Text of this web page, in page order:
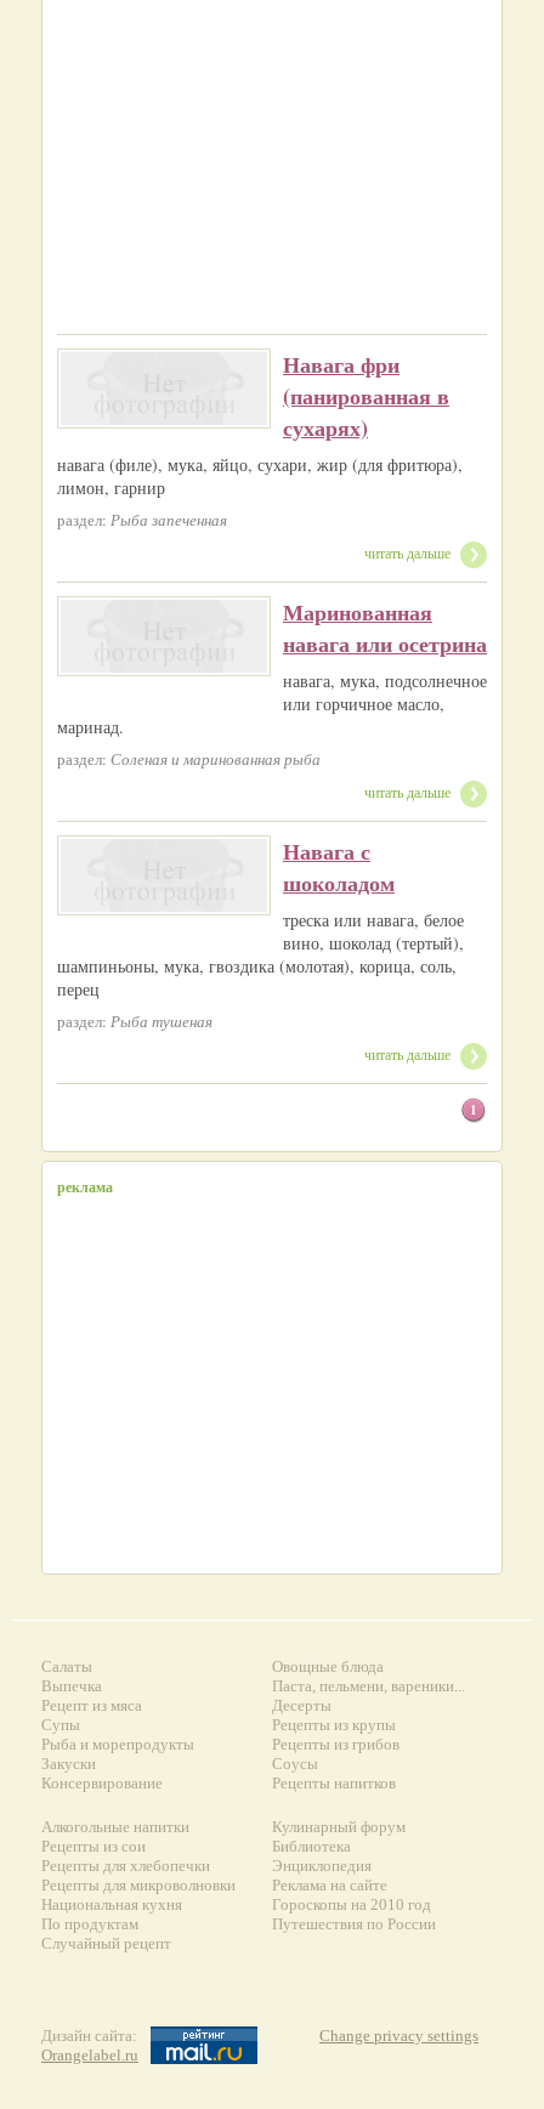
Навага фри
(панированная в
сухарях)
навага (филе), мука, яйцо, сухари, жир (для фритюра),
лимон, гарнир
раздел: Рыба запеченная
читать дальше
Маринованная
навага или осетрина
навага, мука, подсолнечное
или горчичное масло,
маринад.
раздел: Соленая и маринованная рыба
читать дальше
Навага с
шоколадом
треска или навага, белое
вино, шоколад (тертый),
шампиньоны, мука, гвоздика (молотая), корица, соль,
перец
раздел: Рыба тушеная
читать дальше
1
реклама
Салаты
Выпечка
Рецепт из мяса
Супы
Рыба и морепродукты
Закуски
Консервирование
Овощные блюда
Паста, пельмени, вареники...
Десерты
Рецепты из крупы
Рецепты из грибов
Соусы
Рецепты напитков
Алкогольные напитки
Рецепты из сои
Рецепты для хлебопечки
Рецепты для микроволновки
Национальная кухня
По продуктам
Случайный рецепт
Кулинарный форум
Библиотека
Энциклопедия
Реклама на сайте
Гороскопы на 2010 год
Путешествия по России
Дизайн сайта:
Orangelabel.ru
Change privacy settings